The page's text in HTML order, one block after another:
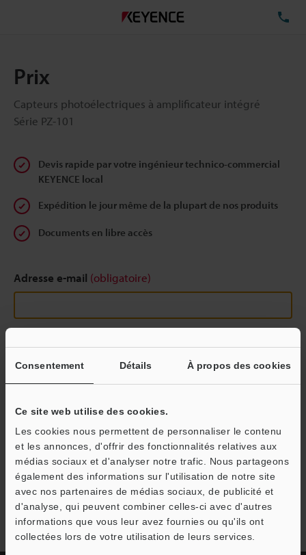
Consentement Détails À propos des cookies
Ce site web utilise des cookies.
Les cookies nous permettent de personnaliser le contenu
et les annonces, d'offrir des fonctionnalités relatives aux
médias sociaux et d'analyser notre trafic. Nous partageons
également des informations sur l'utilisation de notre site
avec nos partenaires de médias sociaux, de publicité et
d'analyse, qui peuvent combiner celles-ci avec d'autres
informations que vous leur avez fournies ou qu'ils ont
collectées lors de votre utilisation de leurs services.
Prix
Capteurs photoélectriques à amplificateur intégré
Série PZ-101
Devis rapide par votre ingénieur technico-commercial
KEYENCE local
Expédition le jour même de la plupart de nos produits
Documents en libre accès
Adresse e-mail (obligatoire)
Continuer
Nous garantissons une confidentialité totale : vos informations ne
Confidentialité
Série PZ-101